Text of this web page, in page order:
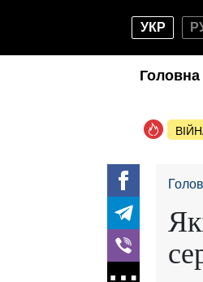
УКР
Головна